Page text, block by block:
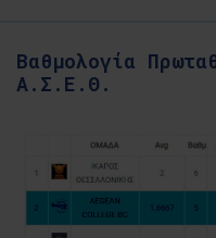
Βαθμολογία
Α.Σ.Ε.Θ.